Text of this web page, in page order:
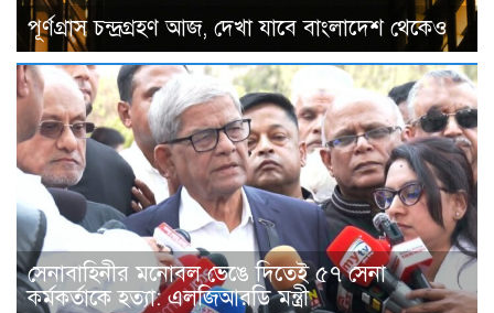
পূর্ণগ্রাস চন্দ্রগ্রহণ আজ, দেখা যাবে বাংলাদেশ থেকেও
সেনাবাহিনীর মনোবল ভেঙে দিতেই ৫৭ সেনা
কর্মকর্তাকে হত্যা: এলজিআরডি মন্ত্রী